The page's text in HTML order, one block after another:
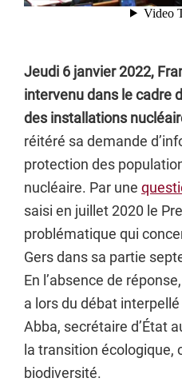
Jeudi 6 janvier 2022,
intervenu dans le cadre
des installations
réitéré sa demande
protection des
nucléaire. Par une
saisi en juillet 2020 le
problématique qui
Gers dans sa partie
En l’absence de
a lors du débat interpellé
Abba, secrétaire d’État
la transition écologique,
biodiversité.